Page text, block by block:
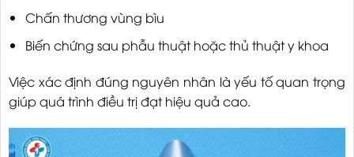
Chấn thương vùng bìu
Biến chứng sau phẫu thuật hoặc thủ thuật y khoa
Việc xác định đúng nguyên nhân là yếu tố quan trọng
giúp quá trình điều trị đạt hiệu quả cao.